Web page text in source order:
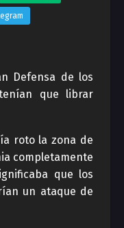
Defensa de los
que librar
roto la zona de
completamente
que los
un ataque de